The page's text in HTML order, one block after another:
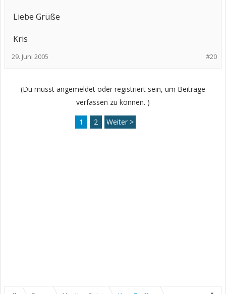
Liebe Grüße
Kris
#20
29. Juni 2005
(Du musst angemeldet oder registriert sein, um Beiträge
verfassen zu können. )
1 2 Weiter >